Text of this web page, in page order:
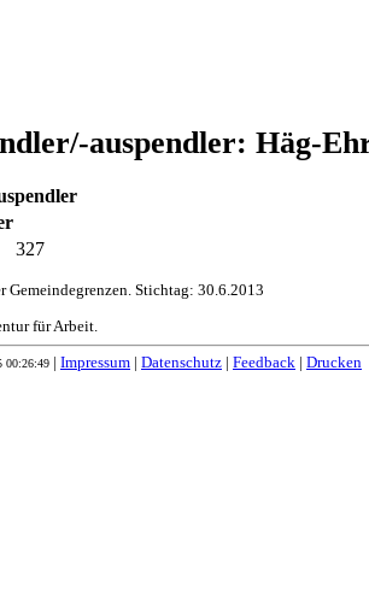
auspendler: Häg-
327
Gemeindegrenzen. Stichtag: 30.6.2013
für Arbeit.
00:26:49 Impressum Datenschutz Feedback Drucken